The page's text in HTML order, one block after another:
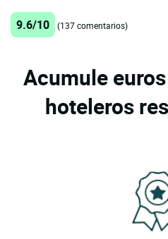
9.6/10 (137 comentarios)
Acumule
hoteleros